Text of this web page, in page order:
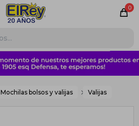
0
Mochilas bolsos y valijas Valijas